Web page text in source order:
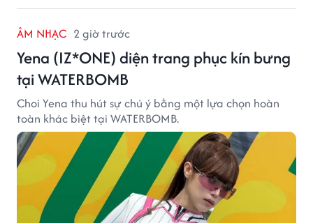
ÂM NHẠC 2 giờ trước
Yena (IZ*ONE) diện trang phục kín bưng
tại WATERBOMB
Choi Yena thu hút sự chú ý bằng một lựa chọn hoàn
toàn khác biệt tại WATERBOMB.